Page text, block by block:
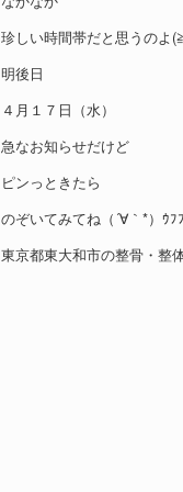
珍しい時間帯だと思うのよ
明後日
４月１７日（水）
急なお知らせだけど
ピンっときたら
のぞいてみてね（´∀｀*）ｳﾌﾌ
東京都東大和市の整骨・整